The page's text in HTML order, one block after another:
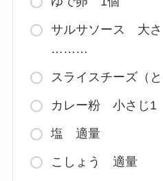
サルサソース 大さ
………
スライスチーズ（
カレー粉 小さじ1
塩 適量
こしょう 適量